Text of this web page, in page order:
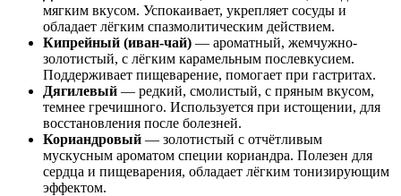
мягким вкусом. Успокаивает, укрепляет сосуды и
обладает лёгким спазмолитическим действием.
Кипрейный (иван-чай) — ароматный, жемчужно-
золотистый, с лёгким карамельным послевкусием.
Поддерживает пищеварение, помогает при гастритах.
Дягилевый — редкий, смолистый, с пряным вкусом,
темнее гречишного. Используется при истощении, для
восстановления после болезней.
Кориандровый — золотистый с отчётливым
мускусным ароматом специи кориандра. Полезен для
сердца и пищеварения, обладает лёгким тонизирующим
эффектом.